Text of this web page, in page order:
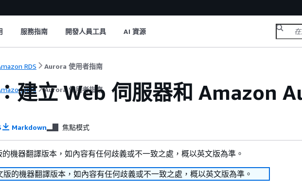
服務指南 開發人員工具 AI 資源
RDS Aurora 使用者指南
RDS Aurora 使用者指南
建立 Web 伺服器和 Amazon
Markdown 焦點模式
機器翻譯版本，如內容有任何歧義或不一致之處，概以英文版為準。
版的機器翻譯版本，如內容有任何歧義或不一致之處，概以英文版為準。